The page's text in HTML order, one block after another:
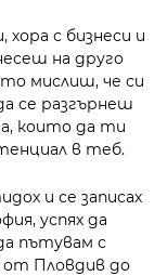
с бизнеси и
на друго
мислиш, че си
се разгърнеш
които да ти
в теб.
и се записах
успях да
пътувам с
от Пловдив до